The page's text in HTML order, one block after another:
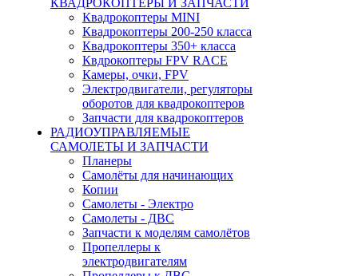
КВАДРОКОПТЕРЫ И ЗАПЧАСТИ
Квадрокоптеры MINI
Квадрокоптеры 200-250 класса
Квадрокоптеры 350+ класса
Квдрокоптеры FPV RACE
Камеры, очки, FPV
Электродвигатели, регуляторы
оборотов для квадрокоптеров
Запчасти для квадрокоптеров
РАДИОУПРАВЛЯЕМЫЕ
САМОЛЕТЫ И ЗАПЧАСТИ
Планеры
Самолёты для начинающих
Копии
Самолеты - Электро
Самолеты - ДВС
Запчасти к моделям самолётов
Пропеллеры к
электродвигателям